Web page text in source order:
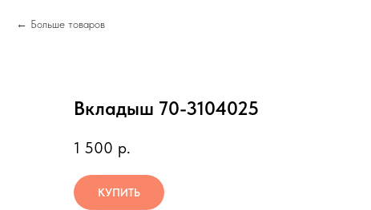
Больше товаров
Вкладыш 70-3104025
1 500 р.
КУПИТЬ